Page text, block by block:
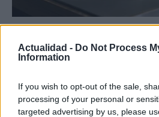
Actualidad - Do Not Process
Information
If you wish to opt-out of the sale,
processing of your personal or
targeted advertising by us, please
Beatriz Galindo en 2026
CIENCIA Y TECNOLOGÍA